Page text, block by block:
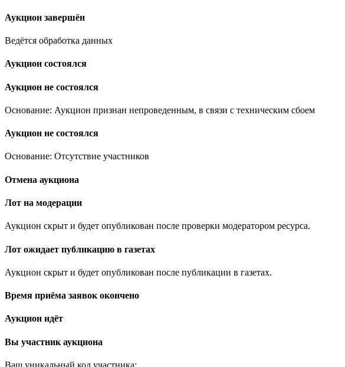
Аукцион завершён
Ведётся обработка данных
Аукцион состоялся
Аукцион не состоялся
Основание: Аукцион признан непроведенным, в связи с техническим сбоем
Аукцион не состоялся
Основание: Отсутствие участников
Отмена аукциона
Лот на модерации
Аукцион скрыт и будет опубликован после проверки модератором ресурса.
Лот ожидает публикацию в газетах
Аукцион скрыт и будет опубликован после публикации в газетах.
Время приёма заявок окончено
Аукцион идёт
Вы участник аукциона
Ваш уникальный код участника: .